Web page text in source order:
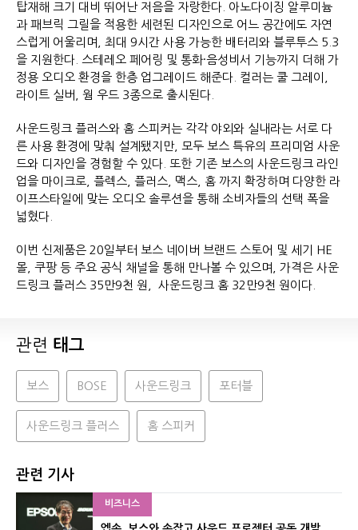
탑재해 크기 대비 뛰어난 저음을 자랑한다. 아노다이징 알루미늄
과 패브릭 그릴을 적용한 세련된 디자인으로 어느 공간에도 자연
스럽게 어울리며, 최대 9시간 사용 가능한 배터리와 블루투스 5.3
을 지원한다. 스테레오 페어링 및 통화·음성비서 기능까지 더해 가
정용 오디오 환경을 한층 업그레이드 해준다. 컬러는 쿨 그레이,
라이트 실버, 웜 우드 3종으로 출시된다.
사운드링크 플러스와 홈 스피커는 각각 야외와 실내라는 서로 다
른 사용 환경에 맞춰 설계됐지만, 모두 보스 특유의 프리미엄 사운
드와 디자인을 경험할 수 있다. 또한 기존 보스의 사운드링크 라인
업을 마이크로, 플렉스, 플러스, 맥스, 홈 까지 확장하며 다양한 라
이프스타일에 맞는 오디오 솔루션을 통해 소비자들의 선택 폭을
넓혔다.
이번 신제품은 20일부터 보스 네이버 브랜드 스토어 및 세기 HE
몰, 쿠팡 등 주요 공식 채널을 통해 만나볼 수 있으며, 가격은 사운
드링크 플러스 35만9천 원, 사운드링크 홈 32만9천 원이다.
관련 태그
보스 BOSE 사운드링크 포터블
사운드링크 플러스 홈 스피커
관련 기사
비즈니스